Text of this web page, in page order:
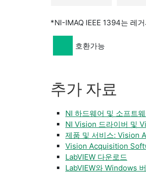
*NI-IMAQ IEEE 1394는 레
호환가능
추가 자료
NI 하드웨어 및 소프트
NI Vision 드라이버 및
제품 및 서비스: Vision
Vision Acquisition
LabVIEW 다운로드
LabVIEW와 Windows